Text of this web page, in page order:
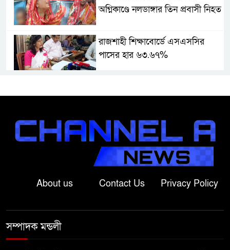
অগ্নিকাণ্ডে নলডাঙ্গার তিন প্রবাসী নিহত
রাজশাহী শিক্ষাবোর্ডে এসএসসির
পাসের হার ৬৩.৬৭%
পাননি মুক্তা
নাটোরে সাবেক প্রতিমন্ত্রী আব্দুল
কুদ্দুসের বাড়িতে হামলা-ভাঙচুরের
অভিযোগ
পঞ্চগড়ে জমি বিরোধের জেরে
About us Contact Us Privacy Policy
সম্পাদক মন্ডলী